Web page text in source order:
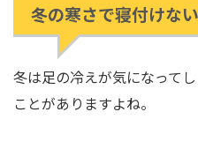
冬の寒さで寝付けな
冬は足の冷えが気になって
ことがありますよね。